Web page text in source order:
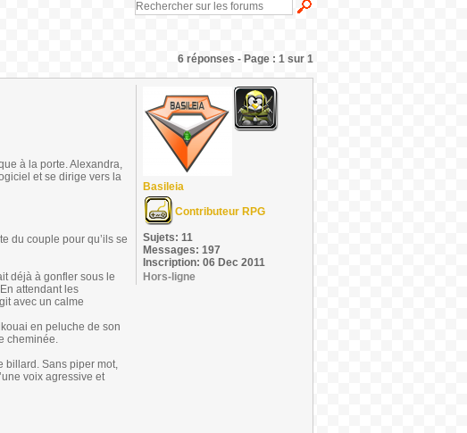
6 réponses - Page : 1 sur 1
à la porte. Alexandra,
et se dirige vers la
du couple pour qu’ils se
déjà à gonfler sous le
attendant les
avec un calme
en peluche de son
cheminée.
billard. Sans piper mot,
voix agressive et
Basileia
Contributeur RPG
Sujets: 11
Messages: 197
Inscription: 06 Dec 2011
Hors-ligne